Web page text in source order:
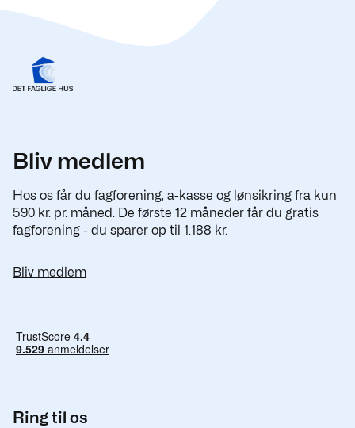
Bliv medlem
Hos os får du fagforening, a-kasse og lønsikring fra kun
590 kr. pr. måned. De første 12 måneder får du gratis
fagforening - du sparer op til 1.188 kr.
Bliv medlem
Ring til os